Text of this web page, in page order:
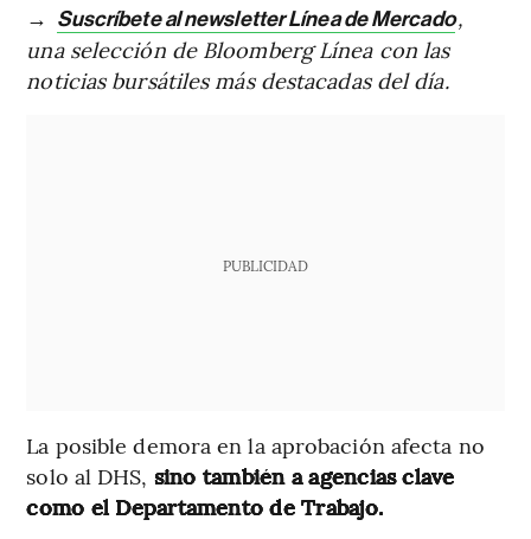
→ Suscríbete al newsletter Línea de Mercado,
una selección de Bloomberg Línea con las
noticias bursátiles más destacadas del día.
PUBLICIDAD
La posible demora en la aprobación afecta no
solo al DHS, sino también a agencias clave
como el Departamento de Trabajo.